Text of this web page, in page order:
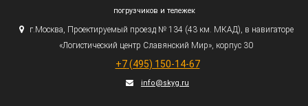
погрузчиков и тележек
г.Москва, Проектируемый проезд № 134 (43км. МКАД), в навигаторе
«Логистический центр Славянский Мир», корпус 30
+7 (495) 150-14-67
info@skyg.ru